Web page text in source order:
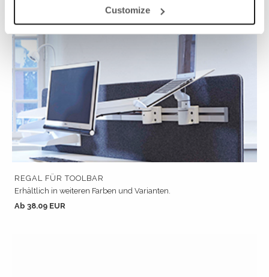
Customize
REGAL FÜR TOOLBAR
Erhältlich in weiteren Farben und Varianten.
Ab 38.09 EUR